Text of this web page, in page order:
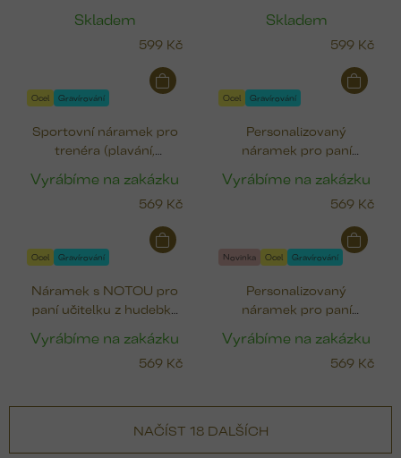
ryba)
Skladem
599 Kč
ryba)
Skladem
599 Kč
Ocel Gravírování
Sportovní náramek pro
trenéra (plavání,
baseball)
Vyrábíme na zakázku
569 Kč
Ocel Gravírování
Personalizovaný
náramek pro paní
(ocel 12 mm)
Vyrábíme na zakázku
569 Kč
Ocel Gravírování
Náramek s NOTOU pro
paní učitelku z hudebky
Vyrábíme na zakázku
569 Kč
Novinka Ocel Gravírování
Personalizovaný
náramek pro paní
(ocel 12 mm)
Vyrábíme na zakázku
569 Kč
NAČÍST 18 DALŠÍCH